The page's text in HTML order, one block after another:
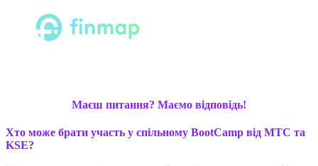
Маєш питання? Маємо відповідь!
Хто може брати участь у спільному BootCamp від MTC та
KSE?